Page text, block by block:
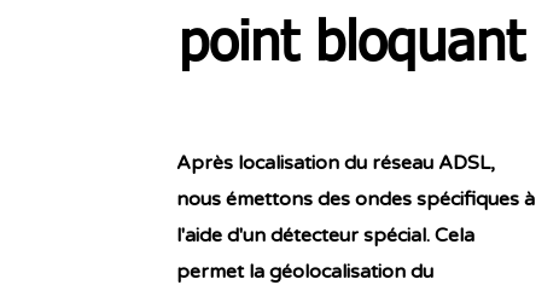
point bloquant
Après localisation du réseau ADSL,
nous émettons des ondes spécifiques à
l'aide d'un détecteur spécial. Cela
permet la géolocalisation du